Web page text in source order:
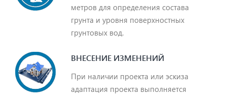
метров для определения состава
грунта и уровня поверхностных
грунтовых вод.
ВНЕСЕНИЕ ИЗМЕНЕНИЙ
При наличии проекта или эскиза
адаптация проекта выполняется